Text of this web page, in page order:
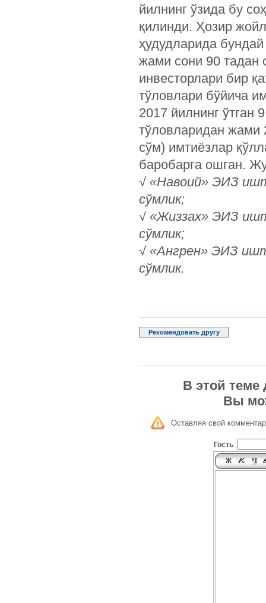
йилнинг ўзида бу
қилинди. Ҳозир
ҳудудларида
жами сони 90 тадан
инвесторлари бир
тўловлари бўйича
2017 йилнинг
тўловларидан жами
сўм) имтиёзлар
баробарга ошган.
√ «Навоий» ЭИЗ
сўмлик;
√ «Жиззах» ЭИЗ
сўмлик;
√ «Ангрен» ЭИЗ
сўмлик.
Рекомендовать другу
В этой теме
Вы
Оставляя свой
Гость_